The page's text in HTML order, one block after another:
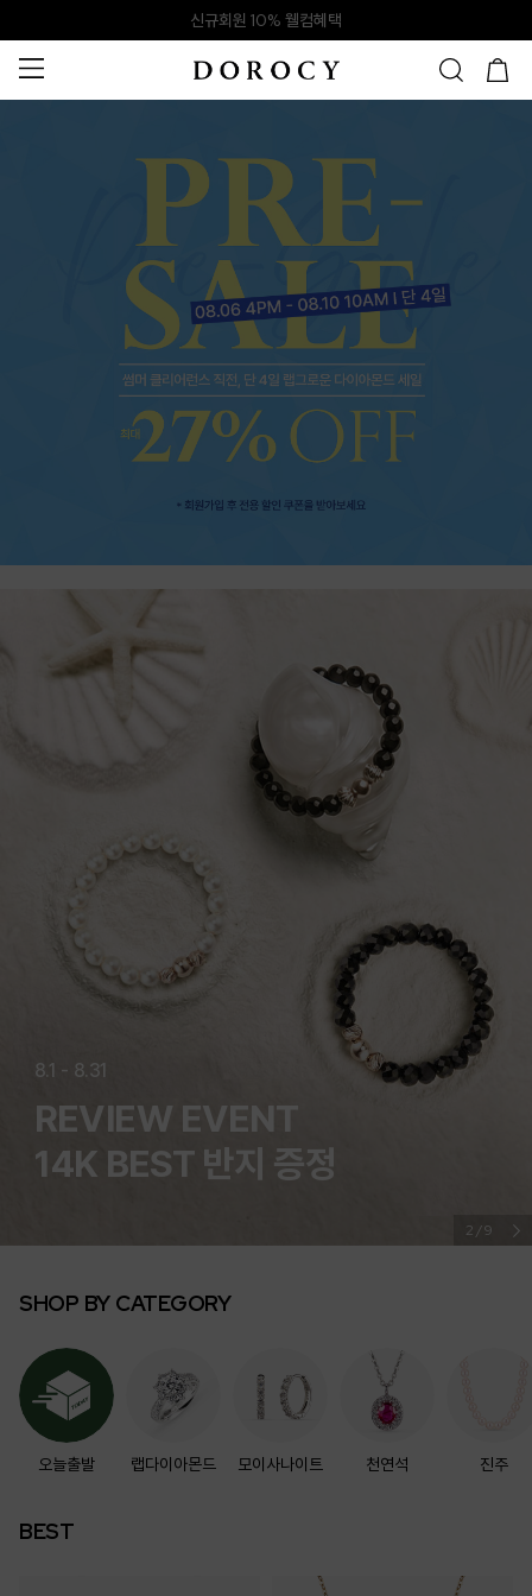
신규회원 10% 웰컴혜택
NEW 15% OFF
Wear it Daily
신상 에센셜 이어링
3/9
SHOP BY CATEGORY
오늘출발 랩다이아몬드 모이사나이트 천연석 진주
BEST